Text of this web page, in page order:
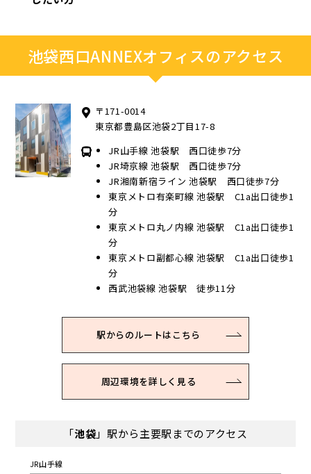
池袋西口ANNEXオフィスのアクセス
〒171-0014
東京都豊島区池袋2丁目17-8
JR山手線 池袋駅 西口徒歩7分
JR埼京線 池袋駅 西口徒歩7分
JR湘南新宿ライン 池袋駅 西口徒歩7分
東京メトロ有楽町線 池袋駅 C1a出口徒歩1
分
東京メトロ丸ノ内線 池袋駅 C1a出口徒歩1
分
東京メトロ副都心線 池袋駅 C1a出口徒歩1
分
西武池袋線 池袋駅 徒歩11分
駅からのルートはこちら
周辺環境を詳しく見る
「池袋」駅から主要駅までのアクセス
JR山手線